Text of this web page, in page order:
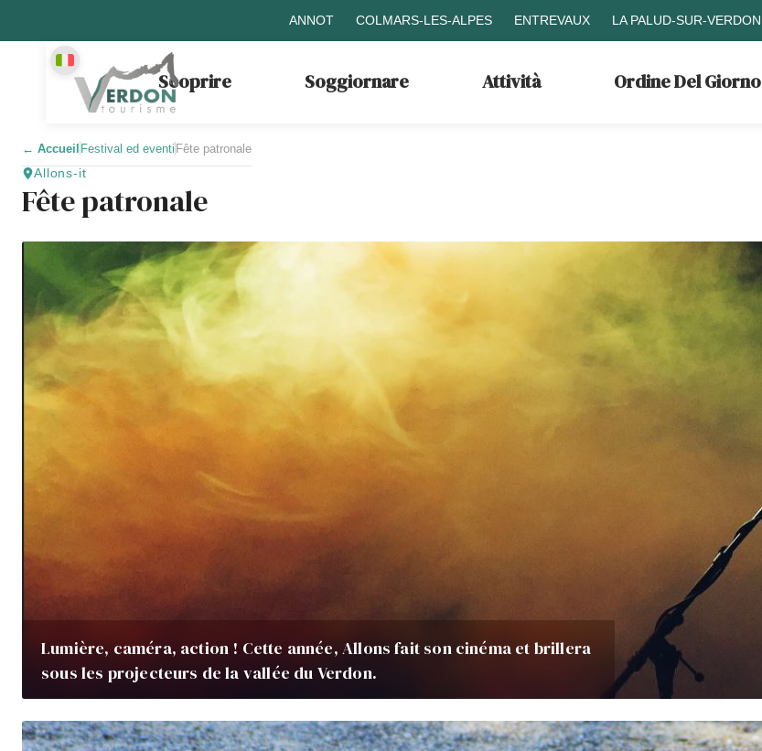
ANNOT COLMARS-LES-ALPES ENTREVAUX LA PALUD-SUR-VERDON
Scoprire Soggiornare Attività Ordine Del Giorno
← Accueil Festival ed eventi Fête patronale
Allons-it
Fête patronale
Lumière, caméra, action ! Cette année, Allons fait son cinéma et brillera
sous les projecteurs de la vallée du Verdon.